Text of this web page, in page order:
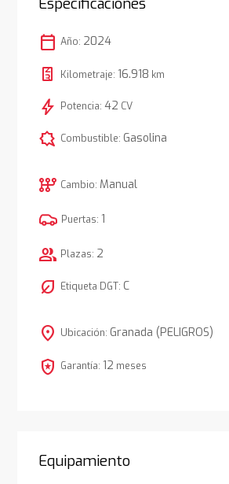
calendar_today Año: 2024
Kilometraje: 16.918 km
bolt Potencia: 42 CV
comic_bubble Combustible: Gasolina
auto_transmission Cambio: Manual
Puertas: 1
group Plazas: 2
nest_eco_leaf Etiqueta DGT: C
location_on Ubicación: Granada (PELIGROS)
local_police Garantía: 12 meses
Equipamiento